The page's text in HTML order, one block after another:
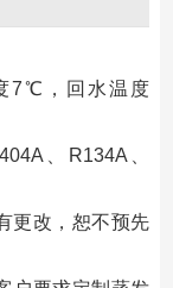
7℃，回水温度
、R134A、
更改，恕不预先